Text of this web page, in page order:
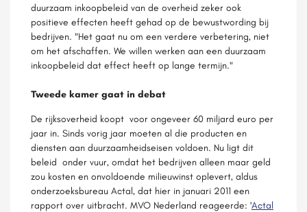
duurzaam inkoopbeleid van de overheid zeker ook
positieve effecten heeft gehad op de bewustwording bij
bedrijven. "Het gaat nu om een verdere verbetering, niet
om het afschaffen. We willen werken aan een duurzaam
inkoopbeleid dat effect heeft op lange termijn."
Tweede kamer gaat in debat
De rijksoverheid koopt voor ongeveer 60 miljard euro per
jaar in. Sinds vorig jaar moeten al die producten en
diensten aan duurzaamheidseisen voldoen. Nu ligt dit
beleid onder vuur, omdat het bedrijven alleen maar geld
zou kosten en onvoldoende milieuwinst oplevert, aldus
onderzoeksbureau Actal, dat hier in januari 2011 een
rapport over uitbracht. MVO Nederland reageerde: 'Actal